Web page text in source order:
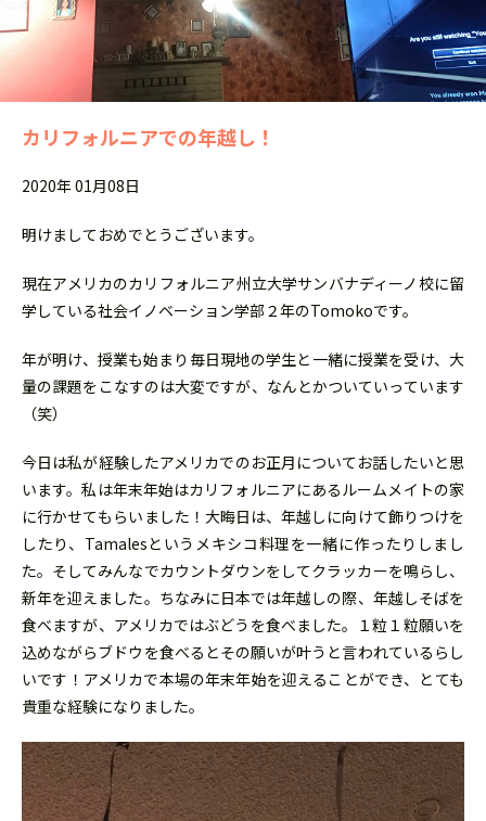
カリフォルニアでの年越し！
2020年 01月08日
明けましておめでとうございます。
現在アメリカのカリフォルニア州立大学サンバナディーノ校に留
学 している社会イノベーション学部２年のTomokoです。
年が明け、授業も始まり毎日現地の学生と一緒に授業を受け、 大
量の課題をこなすのは大変ですが、 なんとかついていっています
（笑）
今日は私が経験したアメリカでのお正月についてお話したいと思
います。私は年末年始はカリフォルニアにあるルームメイトの家
に行かせてもらいました！大晦日は、年越しに向けて飾りつけを
したり、Tamalesというメキシコ料理を一緒に作ったりしまし
た。 そしてみんなでカウントダウンをしてクラッカーを鳴らし、
新年を迎えました。ちなみに日本では年越しの際、 年越しそばを
食べますが、アメリカではぶどうを食べました。
１粒１粒願いを
込めながらブドウを食べるとその願いが叶うと言われているらし
いです！ アメリカで本場の年末年始を迎えることができ、 とても
貴重な経験になりました。